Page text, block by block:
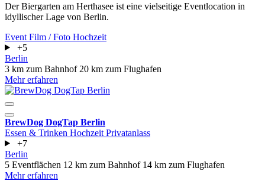
Der Biergarten am Herthasee ist eine vielseitige Eventlocation in
idyllischer Lage von Berlin.
Event Film / Foto Hochzeit
+5
Berlin
3 km zum Bahnhof 20 km zum Flughafen
Mehr erfahren
BrewDog DogTap Berlin
Essen & Trinken Hochzeit Privatanlass
+7
Berlin
5 Eventflächen 12 km zum Bahnhof 14 km zum Flughafen
Mehr erfahren